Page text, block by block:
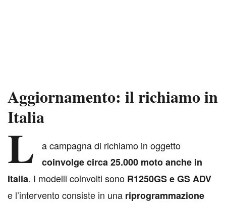
Aggiornamento: il richiamo in
Italia
L
a campagna di richiamo in oggetto
coinvolge circa 25.000 moto anche in
Italia. I modelli coinvolti sono R1250GS e GS ADV
e l’intervento consiste in una riprogrammazione